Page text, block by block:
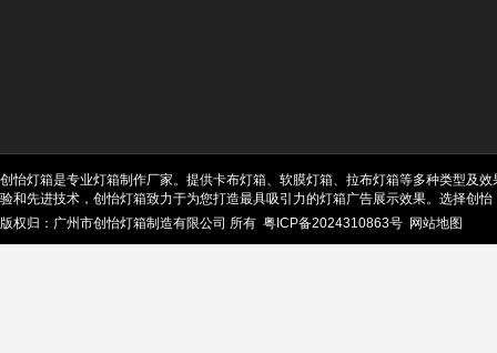
创怡灯箱是专业灯箱制作厂家。提供卡布灯箱、软膜灯箱、拉布灯箱等多种类型及
验和先进技术，创怡灯箱致力于为您打造最具吸引力的灯箱广告展示效果。选择创怡
版权归：广州市创怡灯箱制造有限公司 所有 粤ICP备2024310863号 网站地图